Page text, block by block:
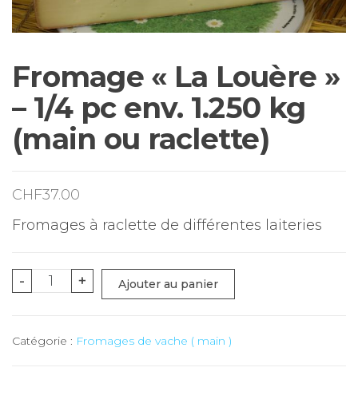
Fromage « La Louère »
– 1/4 pc env. 1.250 kg
(main ou raclette)
CHF37.00
Fromages à raclette de différentes laiteries
-
quantité
"La
+ Ajouter au panier
Catégorie : Fromages de vache ( main )